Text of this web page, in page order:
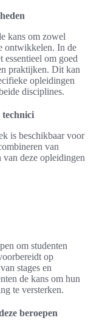
kans om zowel
ontwikkelen. In de
om goed
praktijken. Dit kan
opleidingen
disciplines.
technici
is beschikbaar voor
van
deze opleidingen
om studenten
op
stages en
de kans om hun
te versterken.
beroepen